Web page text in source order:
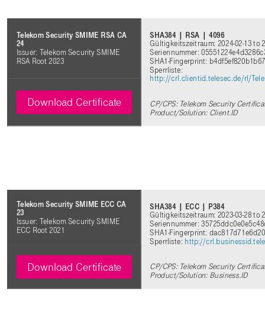
Telekom Security SMIME RSA CA
24
Issuer: Telekom Security SMIME
RSA Root 2023
SHA384 | RSA | 4096
Gültigkeitszeitraum: 2024-02-13 to
Seriennummer:
SHA1-Fingerprint:
Sperrliste:
http://crl.clientid.telesec.de/rl/
CP/CPS: Telekom Security
Product/Solution: Client.ID
Download Certificate
Telekom Security SMIME ECC CA
23
Issuer: Telekom Security SMIME
ECC Root 2021
SHA384 | ECC | P384
Gültigkeitszeitraum: 2023-03-28 to
Seriennummer:
SHA1-Fingerprint:
Sperrliste: http://
CP/CPS: Telekom Security
Product/Solution: Business.ID
Download Certificate